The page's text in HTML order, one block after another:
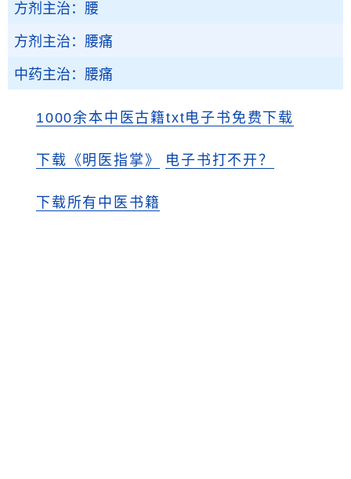
方剂主治：腰
方剂主治：腰痛
中药主治：腰痛
1000余本中医古籍txt电子书免费下载
下载《明医指掌》 电子书打不开？
下载所有中医书籍